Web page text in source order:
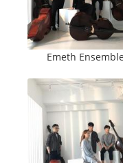
Emeth Ensemble